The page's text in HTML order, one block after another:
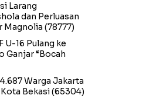
Larang
dan Perluasan
Magnolia (78777)
U-16 Pulang ke
Ganjar “Bocah
Warga Jakarta
Bekasi(65304)